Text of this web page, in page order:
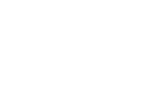
laatst vergeleken op 10 Aug